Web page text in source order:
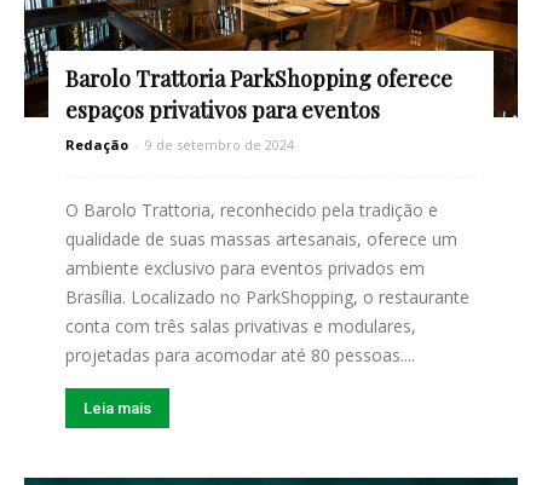
Barolo Trattoria ParkShopping oferece
espaços privativos para eventos
Redação - 9 de setembro de 2024
O Barolo Trattoria, reconhecido pela tradição e
qualidade de suas massas artesanais, oferece um
ambiente exclusivo para eventos privados em
Brasília. Localizado no ParkShopping, o restaurante
conta com três salas privativas e modulares,
projetadas para acomodar até 80 pessoas....
Leia mais